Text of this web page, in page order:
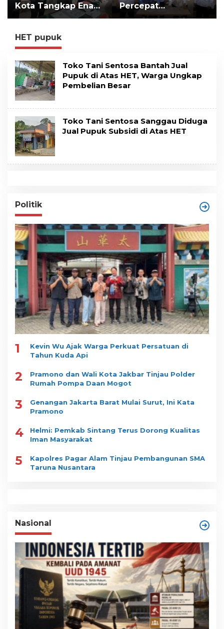
Kota Tangkap Enam
Pelaku
Percepat
Implementasi LLTT
HET pupuk
Toko Tani Sentosa Bantah Jual
Pupuk di Atas HET, Warga Ungkap
Pembelian Besar
Toko Tani Sentosa Sanggau Diduga
Jual Pupuk Subsidi di Atas HET
Politik
1
Kevin Wu Ajak Warga Perkuat Persatuan di
Tahun Kuda Api
2
Pramono dan Wali Kota Jakbar Tinjau Polder
Rumah Pompa Daan Mogot
3
Genangan Jakarta Barat Mulai Surut, Ini Kata
Pramono
4
Helmi: Pemkab Sintang Terus Dorong Kualitas
Iman Masyarakat
5
Kapolres Pagar Alam Tinjau Pembangunan SMA
Taruna Nusantara
Nasional